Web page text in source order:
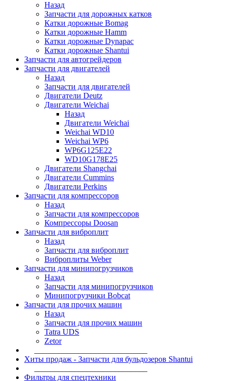
Назад
Запчасти для дорожных катков
Катки дорожные Bomag
Катки дорожные Hamm
Катки дорожные Dynapac
Катки дорожные Shantui
Запчасти для автогрейдеров
Запчасти для двигателей
Назад
Запчасти для двигателей
Двигатели Deutz
Двигатели Weichai
Назад
Двигатели Weichai
Weichai WD10
Weichai WP6
WP6G125E22
WD10G178E25
Двигатели Shangchai
Двигатели Cummins
Двигатели Perkins
Запчасти для компрессоров
Назад
Запчасти для компрессоров
Компрессоры Doosan
Запчасти для виброплит
Назад
Запчасти для виброплит
Виброплиты Weber
Запчасти для минипогрузчиков
Назад
Запчасти для минипогрузчиков
Минипогрузчики Bobcat
Запчасти для прочих машин
Назад
Запчасти для прочих машин
Tatra UDS
Zetor
Хиты продаж - Запчасти для бульдозеров Shantui
Фильтры для спецтехники